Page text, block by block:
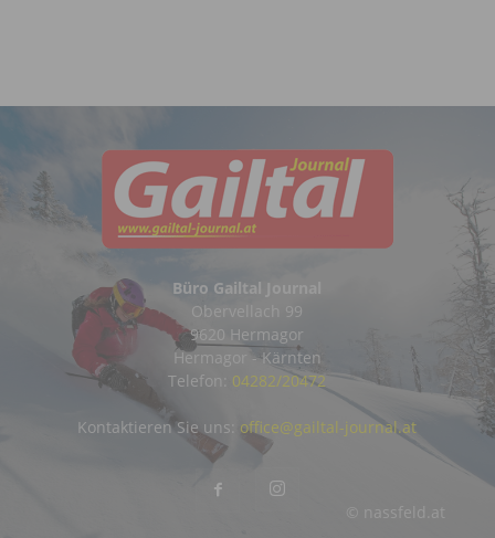
Büro Gailtal Journal
Obervellach 99
9620 Hermagor
Hermagor - Kärnten
Telefon: 04282/20472
© nassfeld.at
Kontaktieren Sie uns: office@gailtal-journal.at